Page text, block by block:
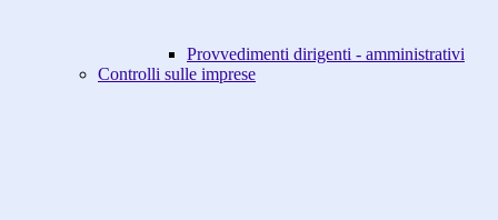
Provvedimenti dirigenti - amministrativi
Controlli sulle imprese